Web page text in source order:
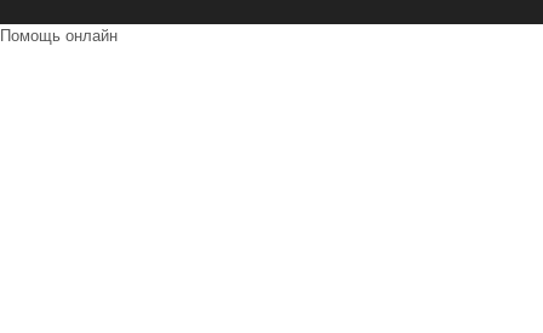
Помощь онлайн